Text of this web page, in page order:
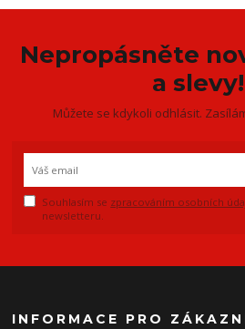
Nepropásněte
a slevy!
Můžete se kdykoli odhlásit.
Souhlasím se zpracováním osobních
newsletteru.
INFORMACE PRO